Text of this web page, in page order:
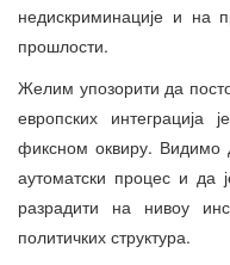
недискриминације и на
прошлости.
Желим упозорити да
европских
фиксном оквиру. Видимо
аутоматски процес и да
разрадити на нивоу
политичких структура.